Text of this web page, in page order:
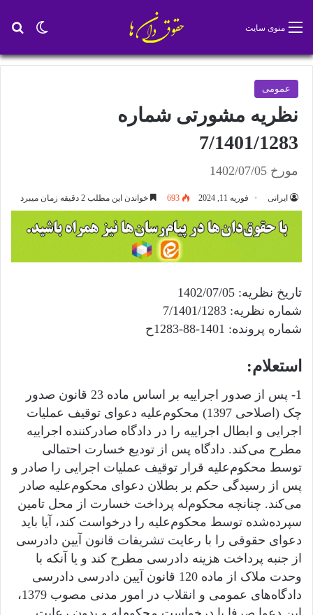
تغییر منوی سایت
عمومی
نظریه مشورتی شماره
7/1401/1283
مورخ 1402/07/05
ایرانی فوریه 11, 2024 693 خواندن این مطلب 2 دقیقه زمان میبرد
تاریخ نظریه: 1402/07/05
شماره نظریه: 7/1401/1283
شماره پرونده: 1401-88-1283ح
استعلام:
1- پس از صدور اجراییه بر اساس ماده 23 قانون صدور
چک (اصلاحی 1397) محکوم‌علیه دعوای توقیف عملیات
اجرایی و ابطال اجراییه را در دادگاه صادر‌کننده اجراییه
مطرح می‌کند. دادگاه پس از تودیع خسارت احتمالی
توسط محکوم‌علیه قرار توقیف عملیات اجرایی را صادر و
پس از رسیدگی حکم بر بطلان دعوای محکوم‌علیه صادر
می‌کند. چنانچه محکوم‌له پرداخت خسارت از محل تامین
سپرده‌شده توسط محکوم‌علیه را درخواست کند، آیا باید
دعوای حقوقی را با رعایت تشریفات قانون آیین دادرسی
از جنبه پرداخت هزینه دادرسی مطرح کند و یا آنکه با
وحدت ملاک از ماده 120 قانون آیین دادرسی دادرسی
دادگاه‌های عمومی و انقلاب در امور مدنی مصوب 1379،